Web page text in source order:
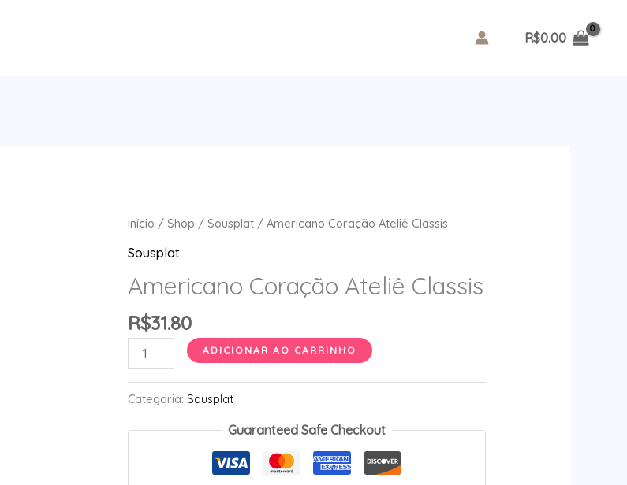
R$0.00
Início / Shop / Sousplat / Americano Coração Ateliê Classis
Sousplat
Americano Coração Ateliê Classis
R$31.80
Americano
Coração
Ateliê
quantidade
ADICIONAR AO CARRINHO
Categoria: Sousplat
Guaranteed Safe Checkout